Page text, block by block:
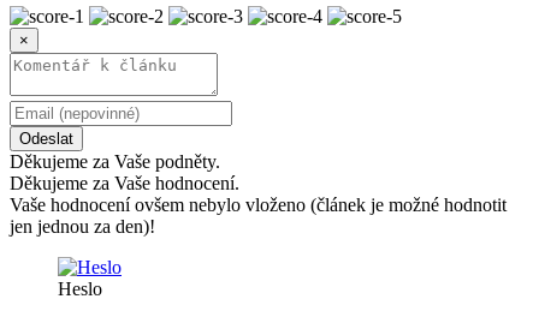
×
Odeslat
Děkujeme za Vaše podněty.
Děkujeme za Vaše hodnocení.
Vaše hodnocení ovšem nebylo vloženo (článek je možné hodnotit
jen jednou za den)!
Heslo